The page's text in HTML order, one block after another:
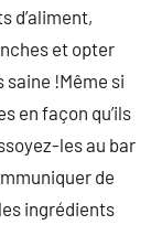
d’aliment,
et opter
!Même si
en façon qu’ils
les au bar
de
ingrédients